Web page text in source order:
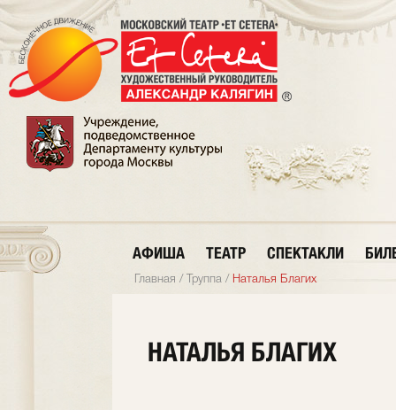
АФИША ТЕАТР СПЕКТАКЛИ
Главная / Труппа / Наталья Благих
НАТАЛЬЯ БЛАГИХ